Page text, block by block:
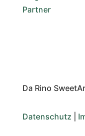
Partner
Da Rino
Datenschutz